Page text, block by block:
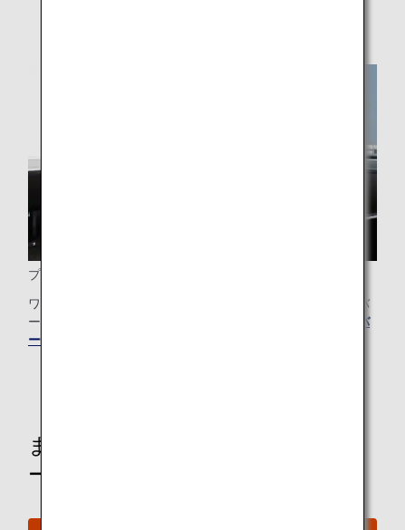
プレミアムメンバーサービス
ワンランク上のステイタスを手に入れて、プレミアムメンバ
ーだけの特典をさらにお楽しみください。
プレミアムメンバ
ーのすべての特典を見る
まだANAマイレージクラブメンバ
ーではありませんか？